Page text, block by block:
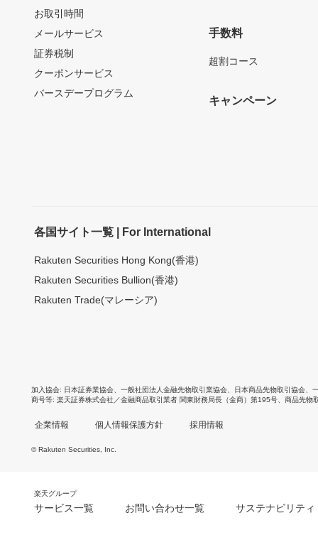
お取引時間
メールサービス
証券税制
クーポンサービス
バースデープログラム
手数料
超割コース
キャンペーン
各国サイト一覧 | For International
Rakuten Securities Hong Kong(香港)
Rakuten Securities Bullion(香港)
Rakuten Trade(マレーシア)
加入協会 日本証券業協会 一般社団法人金融先物取引業協会 日本商品先物取引協会
商号等 楽天証券株式会社／金融商品取引業者 関東財務局長（金商）第195号、商品先物
企業情報 個人情報保護方針 採用情報
© Rakuten Securities, Inc.
楽天グループ
サービス一覧 お問い合わせ一覧 サステナビリティ